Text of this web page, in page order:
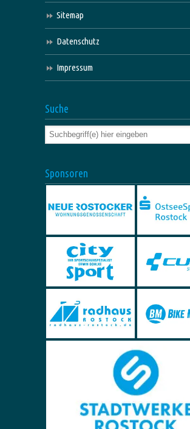
Sitemap
Datenschutz
Impressum
Suche
Sponsoren